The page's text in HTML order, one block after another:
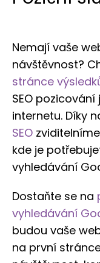
tools
Nemají vaše
návštěvnost?
stránce
SEO
internetu. Díky
SEO
kde je
vyhledávání
Dostaňte se na
vyhledávání
budou vaše
na první